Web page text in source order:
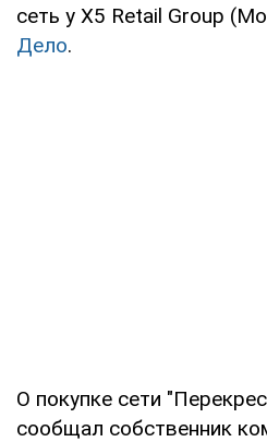
сеть у X5 Retail Group
Дело.
О покупке сети
сообщал собственник